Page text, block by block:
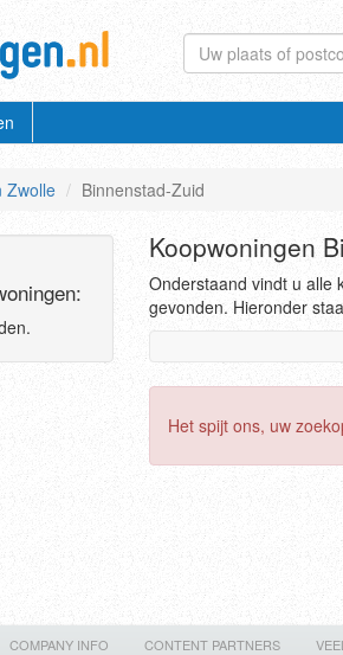
Zwolle Binnenstad-Zuid
Koopwoningen
Onderstaand vindt u alle
gevonden. Hieronder
Het spijt ons, uw
COMPANY INFO
CONTENT PARTNERS